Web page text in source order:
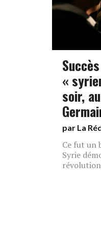
«
soir,
par La
Ce fut un
Syrie